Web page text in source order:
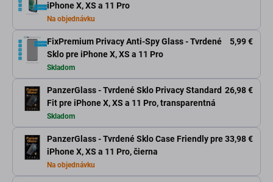
iPhone X, XS a 11 Pro
Na objednávku
FixPremium Privacy Anti-Spy Glass - Tvrdené
Sklo pre iPhone X, XS a 11 Pro
5,99 €
Skladom
PanzerGlass - Tvrdené Sklo Privacy Standard
Fit pre iPhone X, XS a 11 Pro, transparentná
26,98 €
Skladom
PanzerGlass - Tvrdené Sklo Case Friendly pre
iPhone X, XS a 11 Pro, čierna
33,98 €
Na objednávku